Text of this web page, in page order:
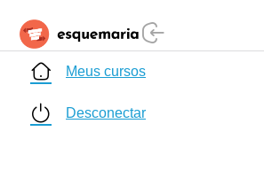
Meus cursos
Desconectar